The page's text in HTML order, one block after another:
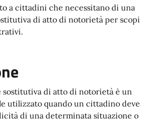
a cittadini che necessitano di una
di atto di notorietà per scopi
sostitutiva di atto di notorietà è un
utilizzato quando un cittadino deve
di una determinata situazione o